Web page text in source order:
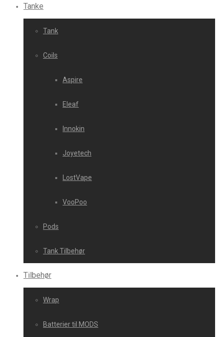
Tanke
Tank
Coils
Aspire
Eleaf
Innokin
Joyetech
LostVape
VooPoo
Pods
Tank Tilbehør
Tilbehør
Wrap
Batterier til MODS